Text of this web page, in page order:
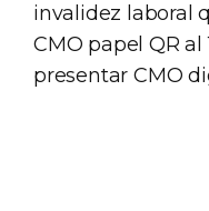
invalidez laboral
CMO papel QR al
presentar CMO